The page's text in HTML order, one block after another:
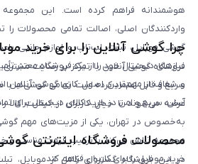
هوشمندانه فراهم کرده است. این مجموعه
واردکنندگان اصلی، اصالت تمامی محصولات
گوشی موبایل، تبلت، لپ‌تاپ و لوازم جانبی
نیازهای دیجیتال خود را از یک فروشگاه معتبر
و شفاف از مهم‌ترین اصول کاری گوشی آنلاین
آسان، سریع و امن در خرید کالای دیجیتال برای
چرا گوشی آنلاین را برای خرید
فروشگاه گوشی آنلاین با تمرکز بر رضایت مشتری،
سریع و قابل اعتماد کرده است. تمامی گوشی‌ها با
عرضه می‌شوند تا خیال کاربران از کیفیت کالا
به‌خصوص در تهران، یکی از مزیت‌های مهم گوشی
مجموعه تلاش می‌کند با ترکیب قیمت مناسب و
خرید موبایل را برای کاربران فراهم کند.
محصولات فروشگاه اینترنتی
در این فروشگاه گستره‌ای کامل از موبایل،